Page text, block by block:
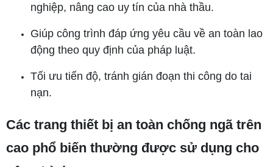
nghiệp, nâng cao uy tín của nhà thầu.
Giúp công trình đáp ứng yêu cầu về an toàn lao
động theo quy định của pháp luật.
Tối ưu tiến độ, tránh gián đoạn thi công do tai
nạn.
Các trang thiết bị an toàn chống ngã trên
cao phổ biến thường được sử dụng cho